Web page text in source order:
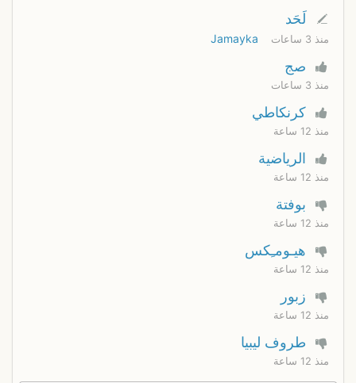
لَحَد
منذ 3 ساعات Jamayka
صج
منذ 3 ساعات
كرنكاطي
منذ 12 ساعة
الرياضية
منذ 12 ساعة
بوفتة
منذ 12 ساعة
هيـومـِكس
منذ 12 ساعة
زبور
منذ 12 ساعة
طروف ليبيا
منذ 12 ساعة